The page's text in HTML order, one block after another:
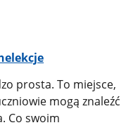
prosta. To miejsce,
mogą znaleźć
Co swoim